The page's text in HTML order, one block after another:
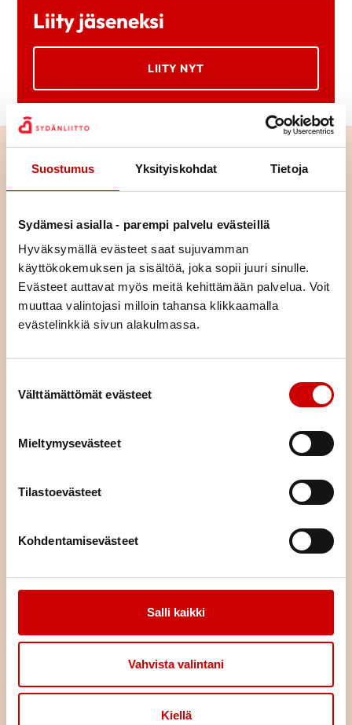
Suostumus Yksityiskohdat Tietoja
Sydämesi asialla - parempi palvelu evästeillä
Hyväksymällä evästeet saat sujuvamman
käyttökokemuksen ja sisältöä, joka sopii juuri sinulle.
Evästeet auttavat myös meitä kehittämään palvelua. Voit
muuttaa valintojasi milloin tahansa klikkaamalla
evästelinkkiä sivun alakulmassa.
Välttämättömät evästeet
Mieltymysevästeet
Tilastoevästeet
Kohdentamisevästeet
Salli kaikki
Vahvista valintani
Kiellä
Liity jäseneksi
LIITY NYT
vain itse haluat.